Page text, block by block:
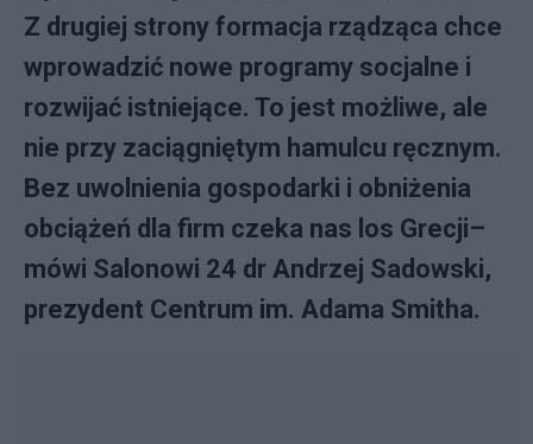
Z drugiej strony formacja rządząca chce
wprowadzić nowe programy socjalne i
rozwijać istniejące. To jest możliwe, ale
nie przy zaciągniętym hamulcu ręcznym.
Bez uwolnienia gospodarki i obniżenia
obciążeń dla firm czeka nas los Grecji–
mówi Salonowi 24 dr Andrzej Sadowski,
prezydent Centrum im. Adama Smitha.